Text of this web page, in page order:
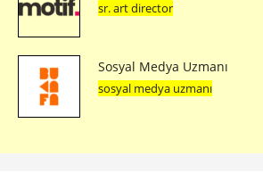
sr. art director
Sosyal Medya Uzmanı
sosyal medya uzmanı